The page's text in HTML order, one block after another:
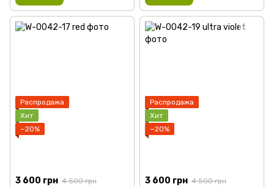
Распродажа
Хит
−20%
3 600 грн 4 500 грн
Распродажа
Хит
−20%
3 600 грн 4 500 грн